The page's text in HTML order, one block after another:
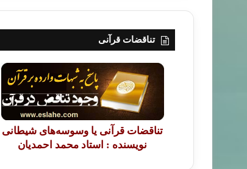
تناقضات قرآنی
تناقضات قرآنی یا وسوسه‌های شیطانی
نویسنده : استاد محمد احمدیان